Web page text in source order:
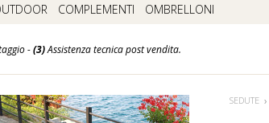
COMPLEMENTI OMBRELLONI
-(3)Assistenza tecnica post vendita.
SEDUTE